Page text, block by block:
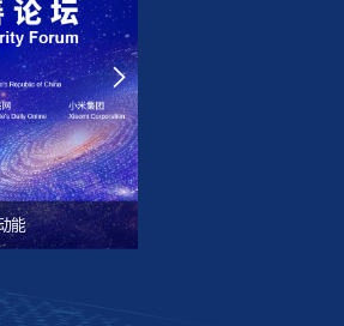
阳启动
“携手健步行·公益助佛坪”微信公益捐步活动启动​
数智向善 激发互联网公益新动能